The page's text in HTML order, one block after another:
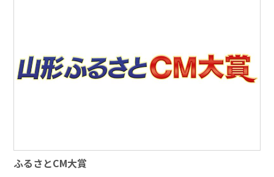
ふるさとCM大賞